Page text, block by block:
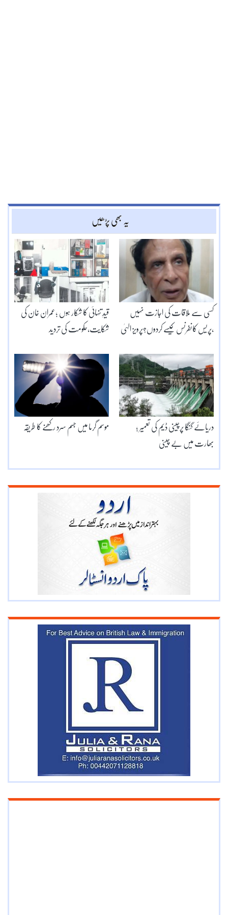
یہ بھی پڑھیں
قیدِ تنہائی کا شکار ہوں ؛عمران خان کی
شکایت،حکومت کی تردید
کسی سے ملاقات کی اجازت نہیں
،پریس کانفرنس کیسے کردوں؟پرویز الہیٰ
موسم گرما میں جسم سرد رکھنے کا طریقہ دریائے گنگا پرچینی ڈیم کی تعمیر ؛
بھارت میں بے چینی